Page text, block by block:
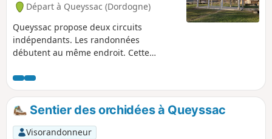
Départ à Queyssac (Dordogne)
Queyssac propose deux circuits
indépendants. Les randonnées
débutent au même endroit. Cette
hameaux par les forêts environnantes.
On peut constater la qualité de la
rénovation des habitations.
Sentier des orchidées à Queyssac
Visorandonneur